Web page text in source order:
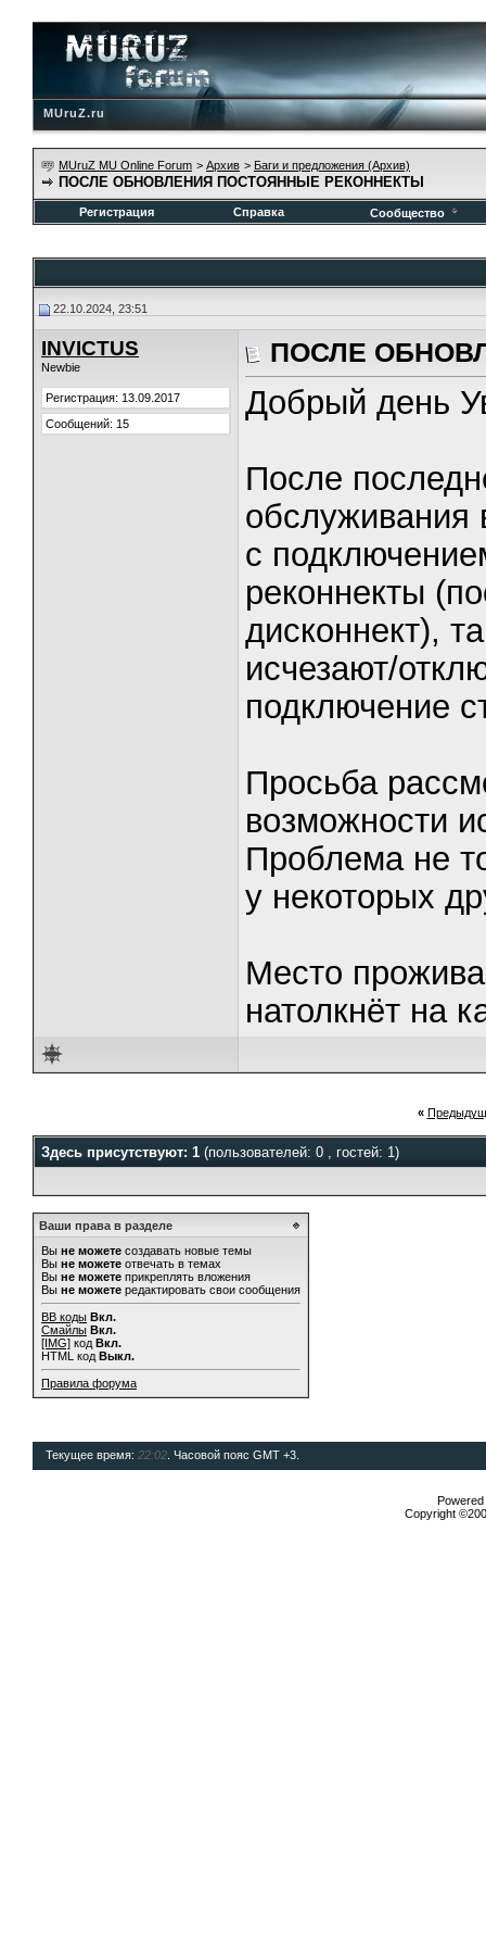
MUruZ.ru
MUruZ MU Online Forum > Архив > Баги и предложения (Архив)
ПОСЛЕ ОБНОВЛЕНИЯ ПОСТОЯННЫЕ РЕКОННЕКТЫ
Регистрация Справка Сообщество
22.10.2024, 23:51
INVICTUS
Newbie
Регистрация: 13.09.2017
Сообщений: 15
ПОСЛЕ
Добрый день
После
обслуживания
с
реконнекты
дисконнект),
исчезают/
подключение
Просьба
возможности
Проблема не
у некоторых
Место
натолкнёт на
«
Здесь присутствуют: 1 (пользователей: 0 , гостей: 1)
Ваши права в разделе
Вы не можете создавать новые темы
Вы не можете отвечать в темах
Вы не можете прикреплять вложения
Вы не можете редактировать свои сообщения
BB коды Вкл.
Смайлы Вкл.
[IMG] код Вкл.
HTML код Выкл.
Правила форума
Текущее время: 22:02 . Часовой пояс GMT +3.
Copyright